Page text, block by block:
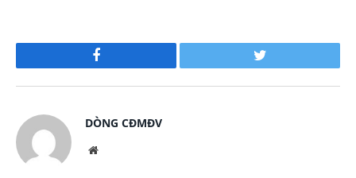
Facebook Twitter
DÒNG CĐMĐV
Website